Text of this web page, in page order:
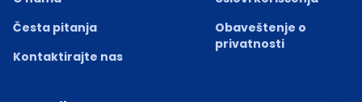
Česta pitanja
Kontaktirajte nas
Obaveštenje o
privatnosti